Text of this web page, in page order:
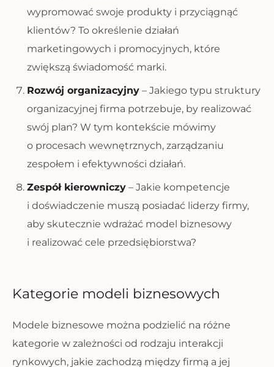
wypromować swoje produkty i przyciągnąć
klientów? To określenie działań
marketingowych i promocyjnych, które
zwiększą świadomość marki.
Rozwój organizacyjny – Jakiego typu struktury
organizacyjnej firma potrzebuje, by realizować
swój plan? W tym kontekście mówimy
o procesach wewnętrznych, zarządzaniu
zespołem i efektywności działań.
Zespół kierowniczy – Jakie kompetencje
i doświadczenie muszą posiadać liderzy firmy,
aby skutecznie wdrażać model biznesowy
i realizować cele przedsiębiorstwa?
Kategorie modeli biznesowych
Modele biznesowe można podzielić na różne
kategorie w zależności od rodzaju interakcji
rynkowych, jakie zachodzą między firmą a jej